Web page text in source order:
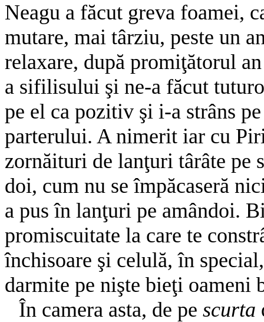
Neagu a făcut greva foamei,
mutare, mai târziu, peste un
relaxare, după promiţătorul
a sifilisului şi ne-a făcut
pe el ca pozitiv şi i-a strâns
parterului. A nimerit iar cu
zornăituri de lanţuri târâte pe
doi, cum nu se împăcaseră
a pus în lanţuri pe amândoi.
promiscuitate la care te
închisoare şi celulă, în
darmite pe nişte bieţi oameni
În camera asta, de pe scurta